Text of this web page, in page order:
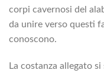
corpi cavernosi del
da unire verso questi
conoscono.
La costanza allegato